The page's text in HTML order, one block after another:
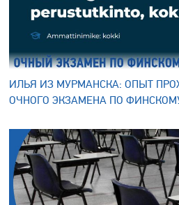
ИЛЬЯ ИЗ МУРМАНСКА: ОПЫТ
ОЧНОГО ЭКЗАМЕНА ПО